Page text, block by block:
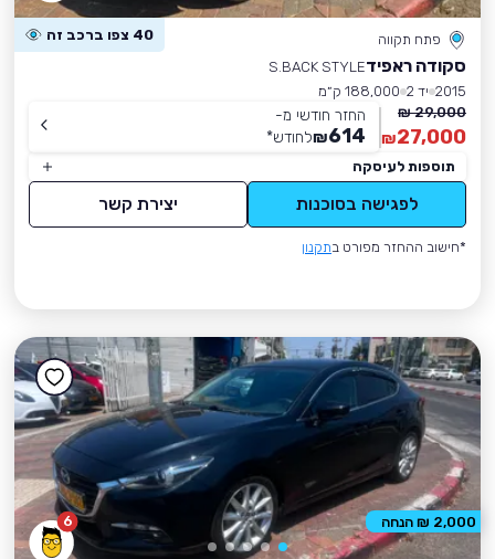
פתח תקווה 40 צפו ברכב זה
סקודה ראפידS.BACK STYLE
2015 יד 2
188,000 ק״מ
29,000 ₪
27,000
₪
החזר חודשי מ-
614
₪לחודש*
תוספות לעיסקה
לפגישה בסוכנות יצירת קשר
*חישוב ההחזר מפורט בתקנון
6 2,000 ₪ הנחה